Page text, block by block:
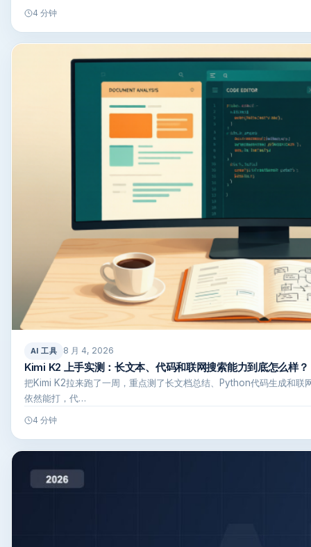
4 分钟
AI 工具 8 月 4, 2026
Kimi K2 上手实测：长文本、代码和联网搜索能力到底怎么样？
把Kimi K2拉来跑了一周，重点测了长文档总结、Python代码生成和联
依然能打，代…
4 分钟